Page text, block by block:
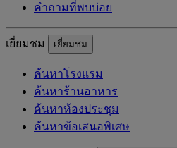
คำถามที่พบบ่อย
เยี่ยมชม เยี่ยมชม
ค้นหาโรงแรม
ค้นหาร้านอาหาร
ค้นหาห้องประชุม
ค้นหาข้อเสนอพิเศษ